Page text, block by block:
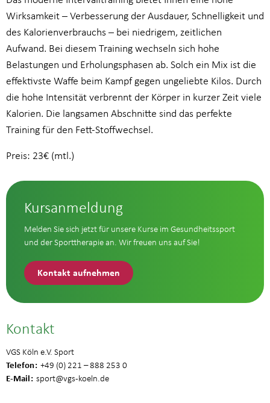
Wirksamkeit – Verbesserung der Ausdauer, Schnelligkeit und
des Kalorienverbrauchs – bei niedrigem, zeitlichen
Aufwand. Bei diesem Training wechseln sich hohe
Belastungen und Erholungsphasen ab. Solch ein Mix ist die
effektivste Waffe beim Kampf gegen ungeliebte Kilos. Durch
die hohe Intensität verbrennt der Körper in kurzer Zeit viele
Kalorien. Die langsamen Abschnitte sind das perfekte
Training für den Fett-Stoffwechsel.
Preis: 23€ (mtl.)
Kursanmeldung
Melden Sie sich jetzt für unsere Kurse im Gesundheitssport
und der Sporttherapie an. Wir freuen uns auf Sie!
Kontakt aufnehmen
Kontakt
VGS Köln e.V. Sport
Telefon +49 (0) 221 – 888 253 0
E-Mail sport@vgs-koeln.de